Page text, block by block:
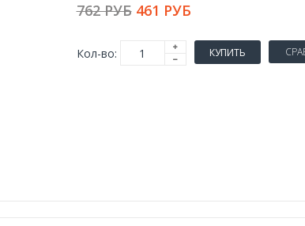
762 РУБ 461 РУБ
Кол-во: КУПИТЬ